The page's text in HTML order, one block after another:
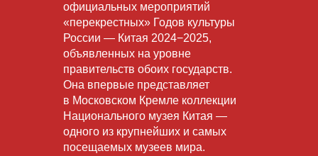
Письмо.pdf Перевод
Письмо.pdf
Письмо.pdf
официальных мероприятий
«перекрестных» Годов культуры
России — Китая 2024−2025,
объявленных на уровне
правительств обоих государств.
Она впервые представляет
в Московском Кремле коллекции
Национального музея Китая —
одного из крупнейших и самых
посещаемых музеев мира.